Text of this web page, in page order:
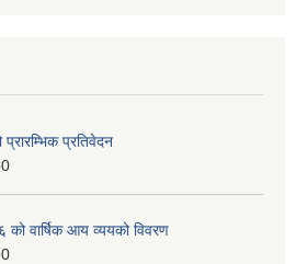
प्रतिवेदन
वार्षिक आय व्ययको विवरण